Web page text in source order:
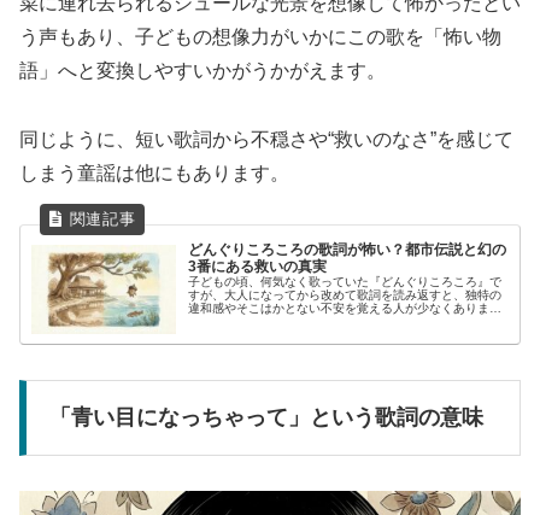
う声もあり、子どもの想像力がいかにこの歌を「怖い物
語」へと変換しやすいかがうかがえます。
同じように、短い歌詞から不穏さや“救いのなさ”を感じて
しまう童謡は他にもあります。
どんぐりころころの歌詞が怖い？都市伝説と幻の
3番にある救いの真実
子どもの頃、何気なく歌っていた『どんぐりころころ』で
すが、大人になってから改めて歌詞を読み返すと、独特の
違和感やそこはかとない不安を覚える人が少なくありませ
「青い目になっちゃって」という歌詞の意味